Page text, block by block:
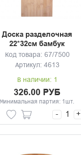
Доска разделочная
22*32см бамбук
Код товара: 67/7500
Артикул: 4613
В наличии: 1
326.00 РУБ
Минимальная партия: 1шт.
- +